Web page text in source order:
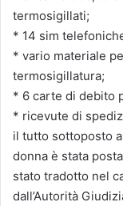
termosigillati;
* 14 sim
* vario materiale
termosigillatura;
* 6 carte di debito
* ricevute di
il tutto sottoposto
donna è stata
stato tradotto nel
dall’Autorità